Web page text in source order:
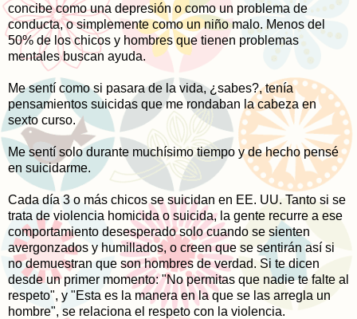
concibe como una depresión o como un problema de
conducta, o simplemente como un niño malo. Menos del
50% de los chicos y hombres que tienen problemas
mentales buscan ayuda.
Me sentí como si pasara de la vida, ¿sabes?, tenía
pensamientos suicidas que me rondaban la cabeza en
sexto curso.
Me sentí solo durante muchísimo tiempo y de hecho pensé
en suicidarme.
Cada día 3 o más chicos se suicidan en EE. UU. Tanto si se
trata de violencia homicida o suicida, la gente recurre a ese
comportamiento desesperado solo cuando se sienten
avergonzados y humillados, o creen que se sentirán así si
no demuestran que son hombres de verdad. Si te dicen
desde un primer momento: "No permitas que nadie te falte al
respeto", y "Esta es la manera en la que se las arregla un
hombre", se relaciona el respeto con la violencia.